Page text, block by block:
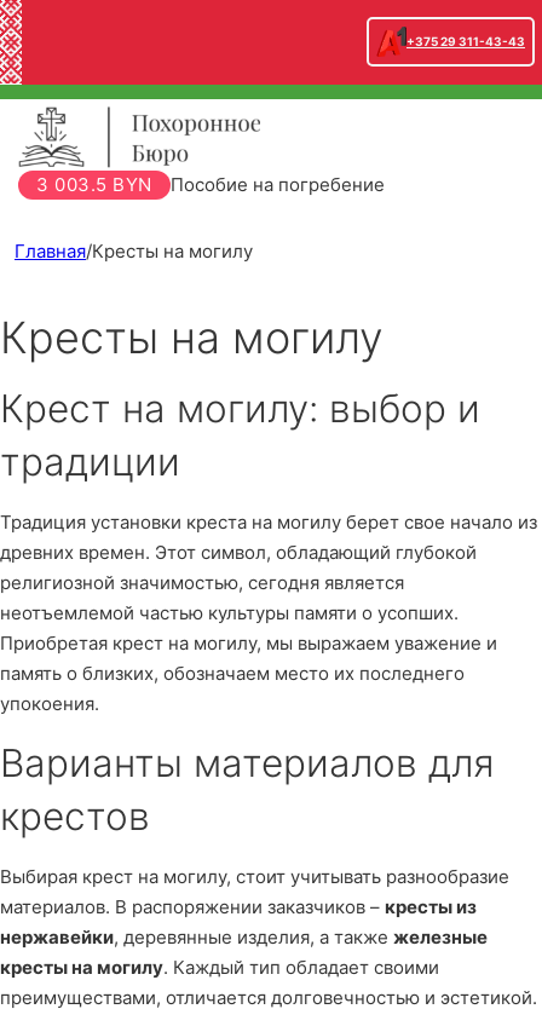
+375 29 311-43-43
3 003.5 BYN Пособие на погребение
Главная/Кресты на могилу
Кресты на могилу
Крест на могилу: выбор и
традиции
Традиция установки креста на могилу берет свое начало из
древних времен. Этот символ, обладающий глубокой
религиозной значимостью, сегодня является
неотъемлемой частью культуры памяти о усопших.
Приобретая крест на могилу, мы выражаем уважение и
память о близких, обозначаем место их последнего
упокоения.
Варианты материалов для
крестов
Выбирая крест на могилу, стоит учитывать разнообразие
материалов. В распоряжении заказчиков – кресты из
нержавейки, деревянные изделия, а также железные
кресты на могилу. Каждый тип обладает своими
преимуществами, отличается долговечностью и эстетикой.